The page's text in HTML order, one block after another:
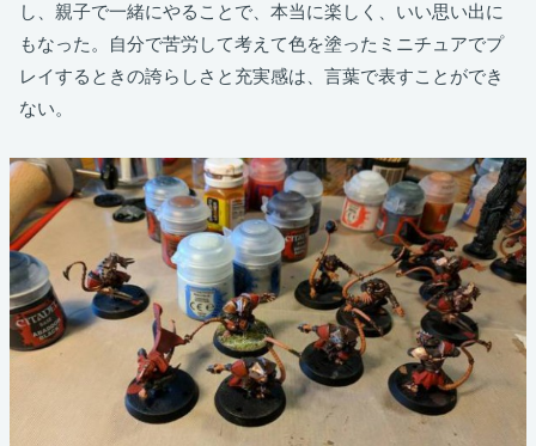
し、親子で一緒にやることで、本当に楽しく、いい思い出に
もなった。自分で苦労して考えて色を塗ったミニチュアでプ
レイするときの誇らしさと充実感は、言葉で表すことができ
ない。